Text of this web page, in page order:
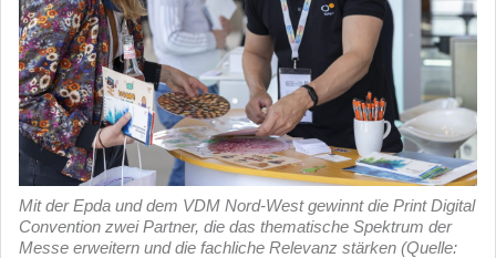
Mit der Epda und dem VDM Nord-West gewinnt die Print Digital
Convention zwei Partner, die das thematische Spektrum der
Messe erweitern und die fachliche Relevanz stärken (Quelle: